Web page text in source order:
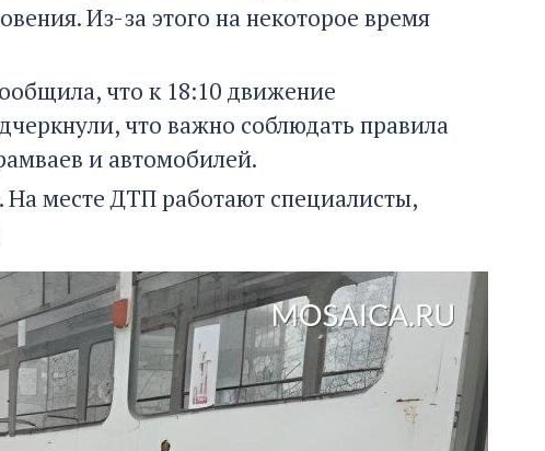
Из-за этого на некоторое время
что к 18:10 движение
что важно соблюдать правила
и автомобилей.
На месте ДТП работают специалисты,